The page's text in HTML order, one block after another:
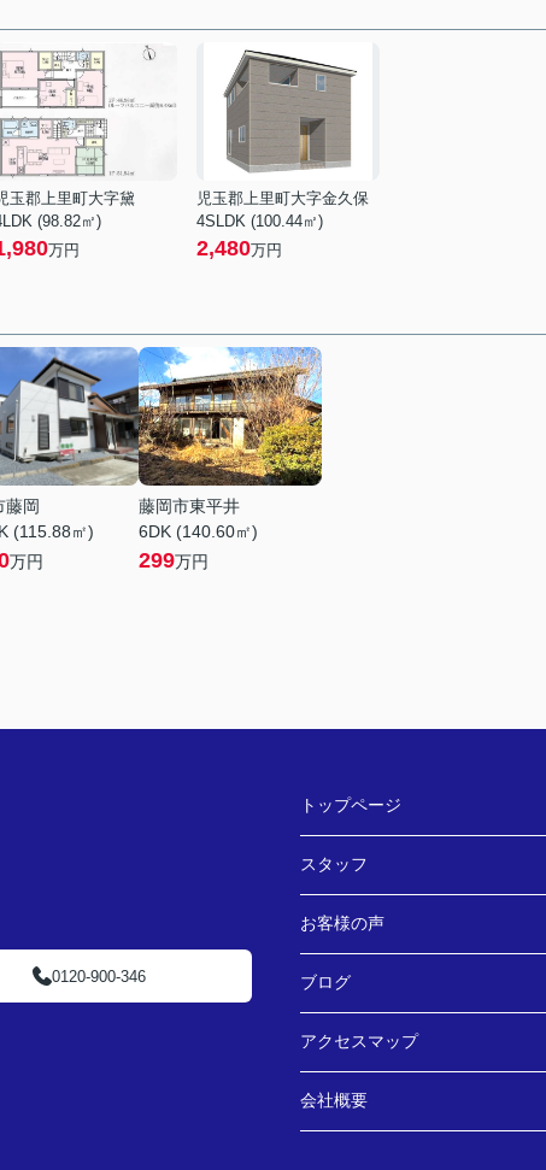
玉郡上里町大字黛
(98.82㎡)
万円
児玉郡上里町大字金久保
4SLDK (100.44㎡)
2,480万円
藤岡
(115.88㎡)
万円
藤岡市東平井
6DK (140.60㎡)
299万円
0120-900-346
トップページ
スタッフ
お客様の声
ブログ
アクセスマップ
会社概要